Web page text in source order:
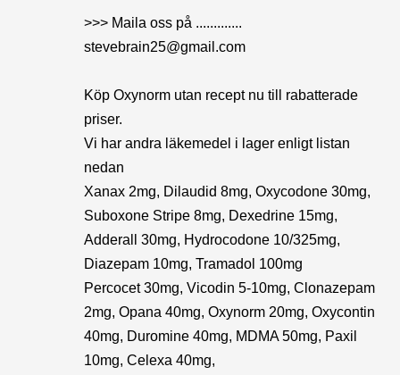
>>> Maila oss på .............
stevebrain25@gmail.com
Köp Oxynorm utan recept nu till rabatterade
priser.
Vi har andra läkemedel i lager enligt listan
nedan
Xanax 2mg, Dilaudid 8mg, Oxycodone 30mg,
Suboxone Stripe 8mg, Dexedrine 15mg,
Adderall 30mg, Hydrocodone 10/325mg,
Diazepam 10mg, Tramadol 100mg
Percocet 30mg, Vicodin 5-10mg, Clonazepam
2mg, Opana 40mg, Oxynorm 20mg, Oxycontin
40mg, Duromine 40mg, MDMA 50mg, Paxil
10mg, Celexa 40mg,